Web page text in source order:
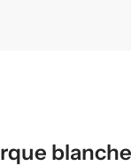
blanche